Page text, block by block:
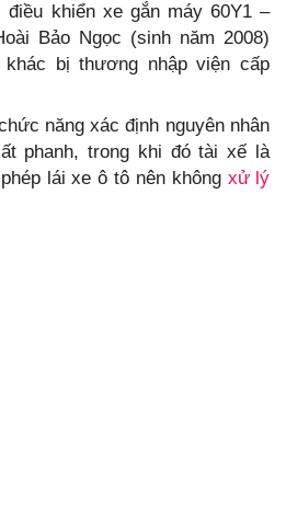
điều khiển xe gắn máy 60Y1 –
Bảo Ngọc (sinh năm 2008)
bị thương nhập viện cấp
năng xác định nguyên nhân
phanh, trong khi đó tài xế là
lái xe ô tô nên không xử lý